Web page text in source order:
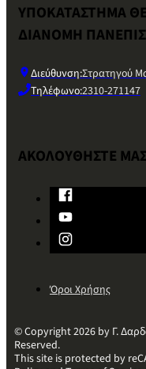
ΥΠΟΚΑΤΑΣΤΗΜΑ
ΔΙΑΝΟΜΗ
Διεύθυνση:Στρατηγού
Τηλέφωνο:2310-271147
ΑΚΟΛΟΥΘΗΣΤΕ
Όροι Χρήσης
© Copyright 2026 by Γ.
Reserved.
This site is protected by